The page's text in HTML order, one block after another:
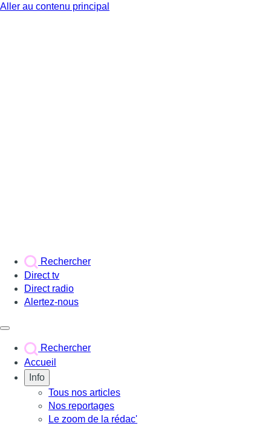
Aller au contenu principal
Rechercher
Direct tv
Direct radio
Alertez-nous
Rechercher
Accueil
Info
Tous nos articles
Nos reportages
Le zoom de la rédac'